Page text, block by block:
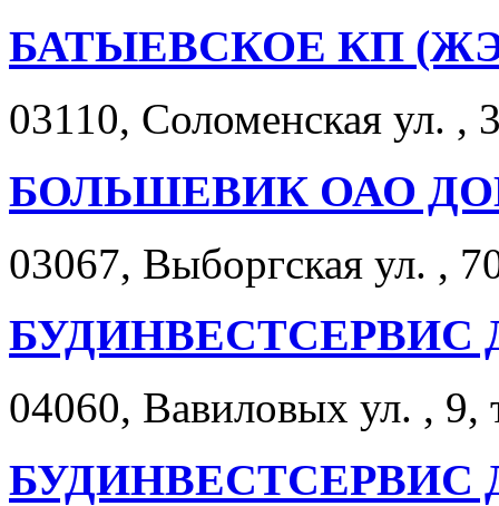
БАТЫЕВСКОЕ КП
03110, Соломенская ул. ,
БОЛЬШЕВИК ОАО
03067, Выборгская ул. ,
БУДИНВЕСТСЕРВИС
04060, Вавиловых ул. , 9,
БУДИНВЕСТСЕРВИС